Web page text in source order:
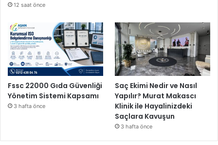
12 saat önce
Fssc 22000 Gıda Güvenliği
Yönetim Sistemi Kapsamı
3 hafta önce
Saç Ekimi Nedir ve Nasıl
Yapılır? Murat Makascı
Klinik ile Hayalinizdeki
Saçlara Kavuşun
3 hafta önce